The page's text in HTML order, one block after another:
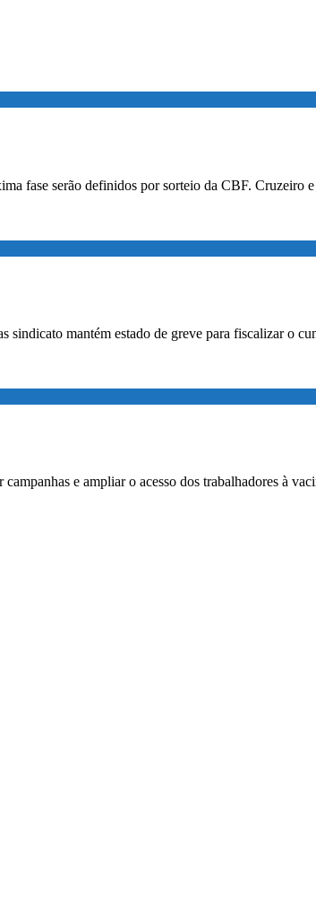
fase serão definidos por sorteio da CBF. Cruzeiro
mantém estado de greve para fiscalizar o
e ampliar o acesso dos trabalhadores à